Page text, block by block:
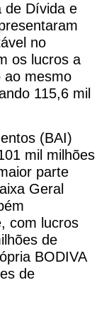
de Dívida e
no
os lucros a
ao mesmo
115,6 mil
(BAI)
mil milhões
parte
Geral
com lucros
de
BODIVA
de